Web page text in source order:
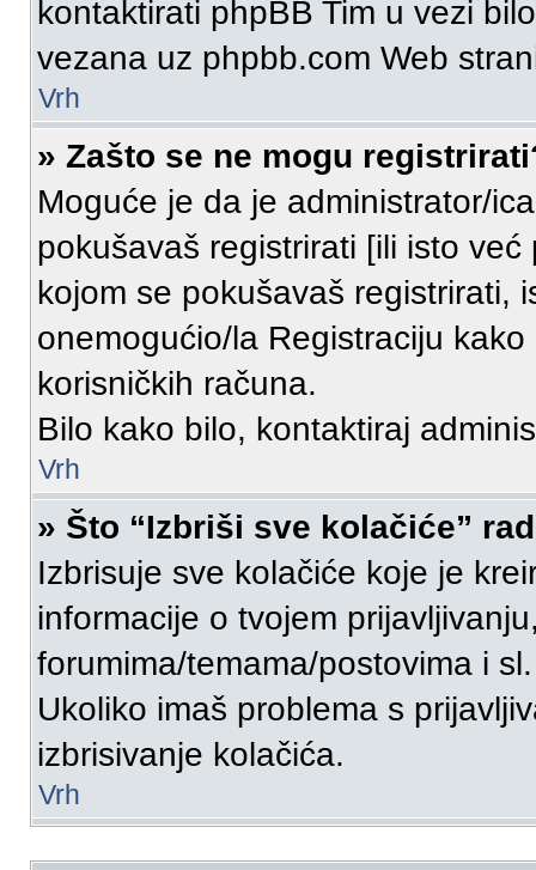
kontaktirati phpBB Tim u vezi
vezana uz phpbb.com Web
Vrh
» Zašto se ne mogu
Moguće je da je administrator/
pokušavaš registrirati [ili isto
kojom se pokušavaš registrirati,
onemogućio/la Registraciju
korisničkih računa.
Bilo kako bilo, kontaktiraj
Vrh
» Što “Izbriši sve kolačiće”
Izbrisuje sve kolačiće koje je
informacije o tvojem
forumima/temama/postovima i sl.
Ukoliko imaš problema s
izbrisivanje kolačića.
Vrh